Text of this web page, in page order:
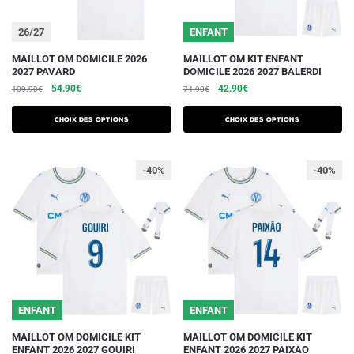
du
du
produit
26/27
MAILLOT OM DOMICILE 2026
2027 PAVARD
109.90€
Le
initial
était :
54.90€Le
actuel
est :
Choix des options
Ce
produit
a
plusieurs
variations.
options
peuvent
être
du
produit
ENFANT
MAILLOT OM KIT ENFANT
DOMICILE 2026 2027 BALERDI
74.90€
Le
initial
était :
42.90€Le
actuel
est :
Choix des options
Ce
produit
a
plusieurs
variations.
options
peuvent
être
du
produit
ENFANT
-40%
MAILLOT OM DOMICILE KIT
ENFANT 2026 2027 GOUIRI
Ce
ENFANT
-40%
MAILLOT OM DOMICILE KIT
ENFANT 2026 2027 PAIXAO
Ce